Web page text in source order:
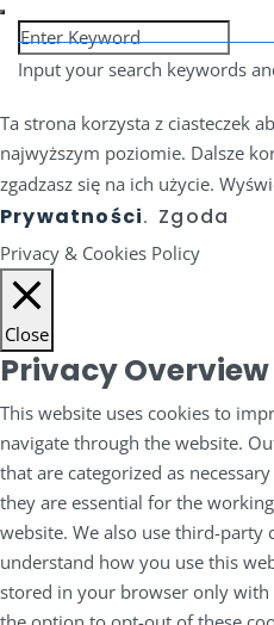
Input your search keywords
Ta strona korzysta z ciasteczek
najwyższym poziomie. Dalsze
zgadzasz się na ich użycie.
Prywatności. Zgoda
Privacy & Cookies Policy
Close
Privacy Overview
This website uses cookies to
navigate through the website.
that are categorized as
they are essential for the
website. We also use third-party
understand how you use this
stored in your browser only with